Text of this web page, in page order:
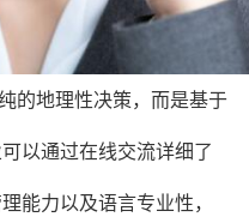
的地理性决策，而是基于
以通过在线交流详细了
能力以及语言专业性，